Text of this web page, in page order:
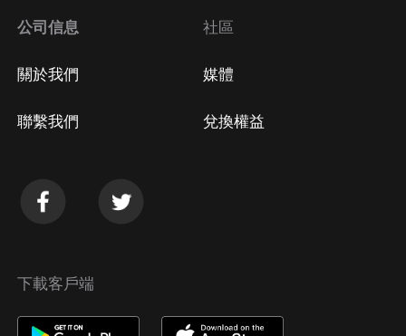
公司信息
關於我們
聯繫我們
社區
媒體
兌換權益
下載客戶端